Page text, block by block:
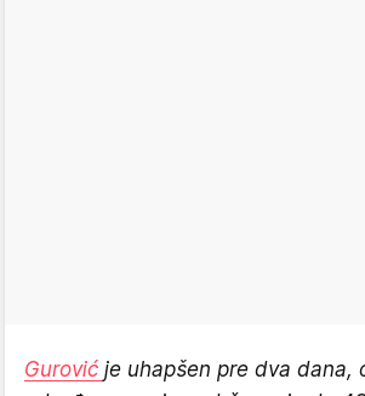
Gurović je uhapšen pre dva dana,